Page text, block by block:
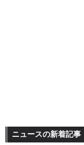
ニュースの新着記事